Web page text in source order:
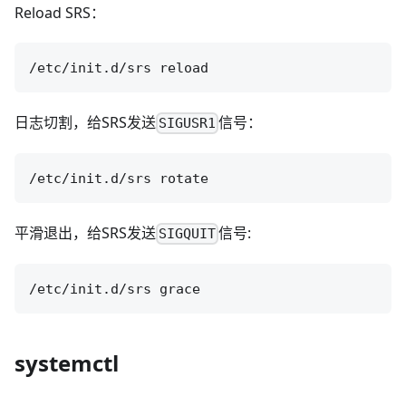
Reload SRS：
日志切割，给SRS发送 SIGUSR1 信号：
平滑退出，给SRS发送 SIGQUIT信号:
systemctl